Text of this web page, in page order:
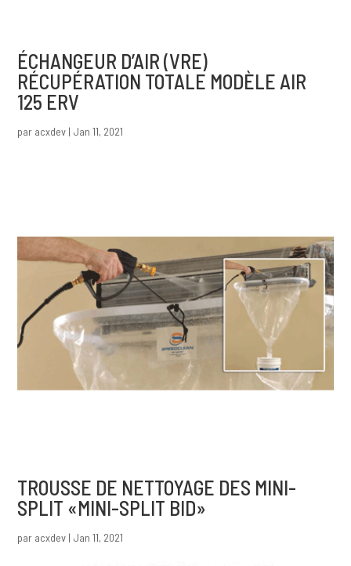
ÉCHANGEUR D’AIR (VRE)
RÉCUPÉRATION TOTALE MODÈLE AIR
125 ERV
par acxdev | Jan 11, 2021
TROUSSE DE NETTOYAGE DES MINI-
SPLIT «MINI-SPLIT BID»
par acxdev | Jan 11, 2021